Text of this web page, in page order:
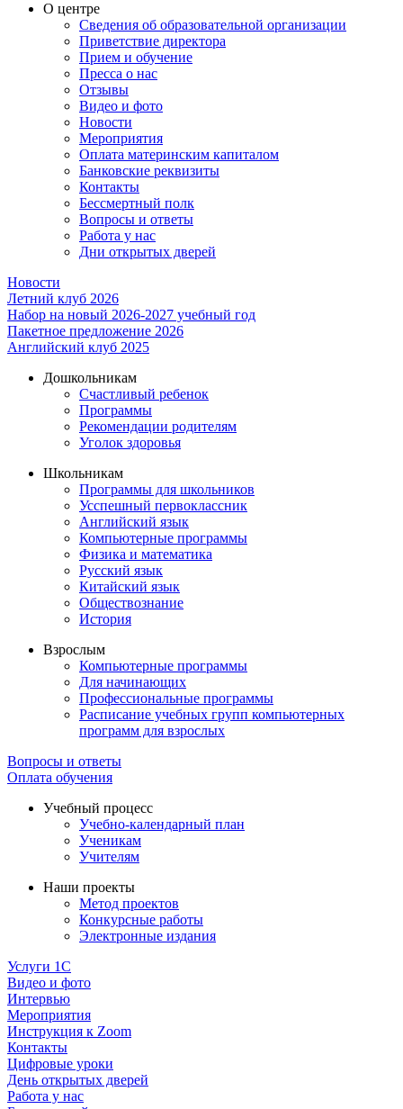
О центре
Сведения об образовательной организации
Приветствие директора
Прием и обучение
Пресса о нас
Отзывы
Видео и фото
Новости
Мероприятия
Оплата материнским капиталом
Банковские реквизиты
Контакты
Бессмертный полк
Вопросы и ответы
Работа у нас
Дни открытых дверей
Новости
Летний клуб 2026
Набор на новый 2026-2027 учебный год
Пакетное предложение 2026
Английский клуб 2025
Дошкольникам
Счастливый ребенок
Программы
Рекомендации родителям
Уголок здоровья
Школьникам
Программы для школьников
Усспешный первоклассник
Английский язык
Компьютерные программы
Физика и математика
Русский язык
Китайский язык
Обществознание
История
Взрослым
Компьютерные программы
Для начинающих
Профессиональные программы
Расписание учебных групп компьютерных
программ для взрослых
Вопросы и ответы
Оплата обучения
Учебный процесс
Учебно-календарный план
Ученикам
Учителям
Наши проекты
Метод проектов
Конкурсные работы
Электронные издания
Услуги 1C
Видео и фото
Интервью
Мероприятия
Инструкция к Zoom
Контакты
Цифровые уроки
День открытых дверей
Работа у нас